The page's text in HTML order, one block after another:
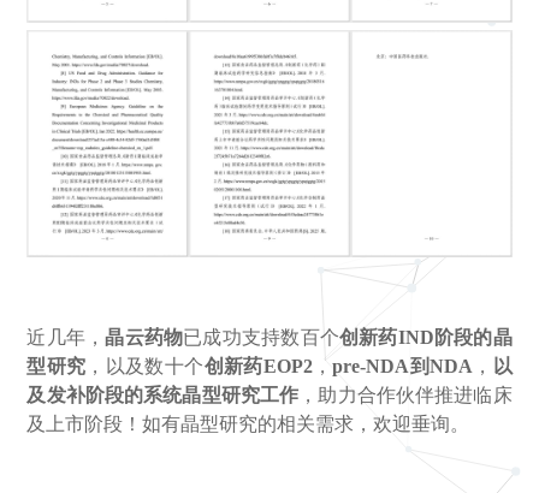
近几年，晶云药物已成功支持数百个创新药IND阶段的晶
型研究 ，以及数十个创新药EOP2，pre-NDA到NDA ，
以
及发补阶段的系统晶型研究工作 ，助力合作伙伴推进临床
及上市阶段！如有晶型研究的相关需求，欢迎垂询。